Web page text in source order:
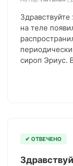
на теле
сироп Эриус.
✔ ОТВЕЧЕНО